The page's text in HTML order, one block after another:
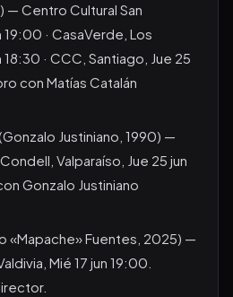
Centro Cultural San
19:00 · CasaVerde, Los
· CCC, Santiago, Jue 25
con Matías Catalán
Justiniano, 1990) —
Valparaíso, Jue 25 jun
Gonzalo Justiniano
«Mapache» Fuentes, 2025) —
Mié 17 jun 19:00.